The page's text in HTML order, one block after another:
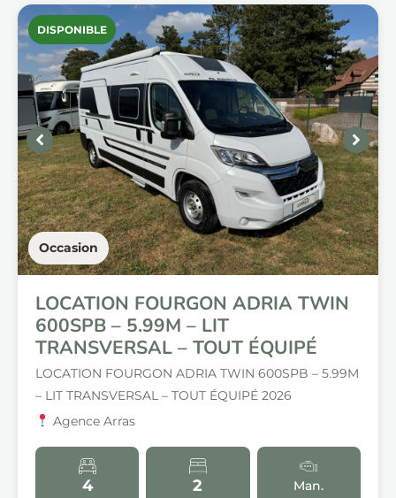
Occasion
DISPONIBLE
LOCATION FOURGON ADRIA TWIN
600SPB – 5.99M – LIT
TRANSVERSAL – TOUT ÉQUIPÉ
LOCATION FOURGON ADRIA TWIN 600SPB – 5.99M
– LIT TRANSVERSAL – TOUT ÉQUIPÉ 2026
Agence Arras
4 2 Man.